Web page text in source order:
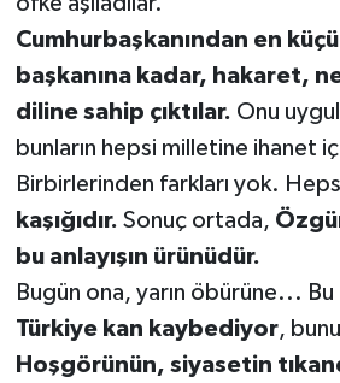
Cumhurbaşkanından en
başkanına kadar, hakaret,
diline sahip çıktılar. Onu
bunların hepsi milletine ihanet
Birbirlerinden farkları yok.
kaşığıdır. Sonuç ortada,
bu anlayışın ürünüdür.
Bugün ona, yarın öbürüne...
Türkiye kan kaybediyor,
Hoşgörünün, siyasetin